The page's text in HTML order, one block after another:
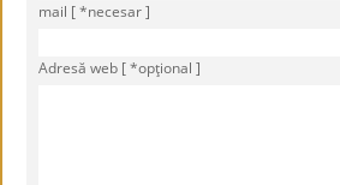
mail [ *necesar ]
Adresă web [ *opţional ]